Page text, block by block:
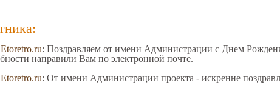
Etoretro.ru: Поздравляем от имени Администрации с Днем
направили Вам по электронной почте.
Etoretro.ru: От имени Администрации проекта - искренне